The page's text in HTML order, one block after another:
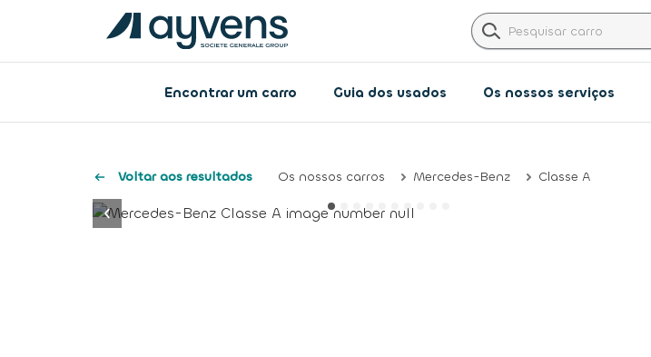
Encontrar um carro Guia dos usados Os nossos serviços
Voltar aos resultados Os nossos carros Mercedes-Benz Classe A
button.previous